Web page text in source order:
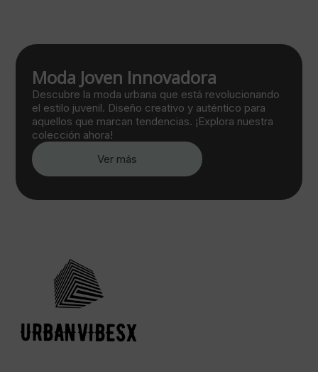
Moda Joven Innovadora
Descubre la moda urbana que está revolucionando
el estilo juvenil. Diseño creativo y auténtico para
aquellos que marcan tendencias. ¡Explora nuestra
colección ahora!
Ver más